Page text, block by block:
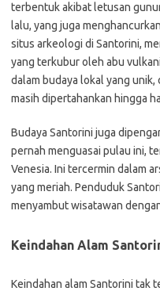
terbentuk akibat letusan
lalu, yang juga
situs arkeologi di Santorini,
yang terkubur oleh abu
dalam budaya lokal yang
masih dipertahankan hingga
Budaya Santorini juga
pernah menguasai pulau ini,
Venesia. Ini tercermin dalam
yang meriah. Penduduk
menyambut wisatawan
Keindahan Alam
Keindahan alam Santorini tak